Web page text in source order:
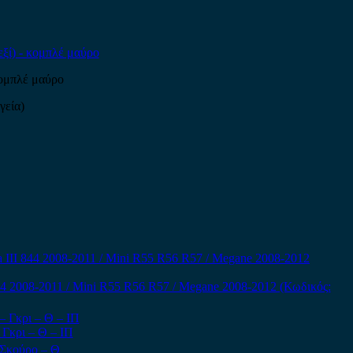
μαύρο
2011 / Mini R55 R56 R57 / Megane 2008-2012 (Κωδικός:
– Θ – ΙΠ